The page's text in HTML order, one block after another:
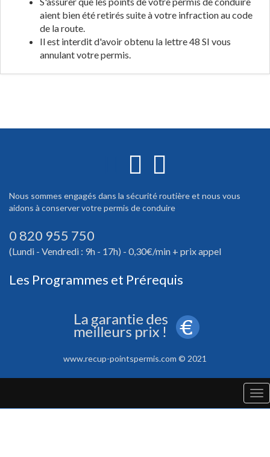
aient bien été retirés suite à votre infraction au code
de la route.
Il est interdit d'avoir obtenu la lettre 48 SI vous
annulant votre permis.
Nous sommes engagés dans la sécurité routière et nous vous
aidons à conserver votre permis de conduire
0 820 955 750
(Lundi - Vendredi : 9h - 17h) - 0,30€/min + prix appel
Les Programmes et Prérequis
www.recup-pointspermis.com © 2021